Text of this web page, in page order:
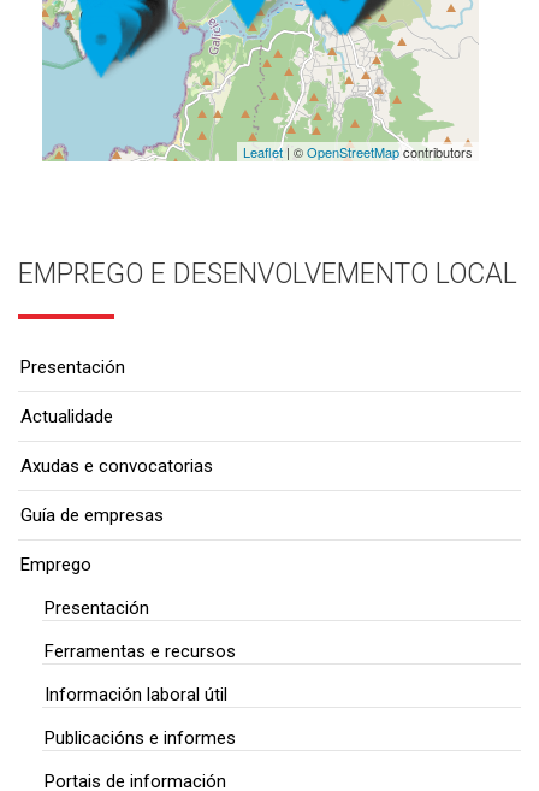
Leaflet| ©OpenStreetMapcontributors
EMPREGO E DESENVOLVEMENTO LOCAL
Presentación
Actualidade
Axudas e convocatorias
Guía de empresas
Emprego
Presentación
Ferramentas e recursos
Información laboral útil
Publicacións e informes
Portais de información